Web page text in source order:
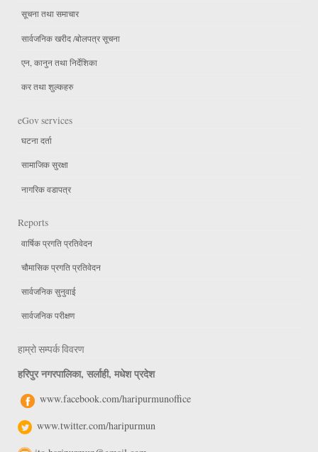
सूचना तथा समाचार
सार्वजनिक खरीद /बोलपत्र सूचना
एन, कानुन तथा निर्देशिका
कर तथा शुल्कहरु
eGov services
घटना दर्ता
सामाजिक सुरक्षा
नागरिक वडापत्र
Reports
वार्षिक प्रगति प्रतिवेदन
चौमासिक प्रगति प्रतिवेदन
सार्वजनिक सुनुवाई
सार्वजनिक परीक्षण
हाम्रो सम्पर्क विवरण
हरिपुर नगरपालिका, सर्लाही, मधेश प्रदेश
www.facebook.com/haripurmunoffice
www.twitter.com/haripurmun